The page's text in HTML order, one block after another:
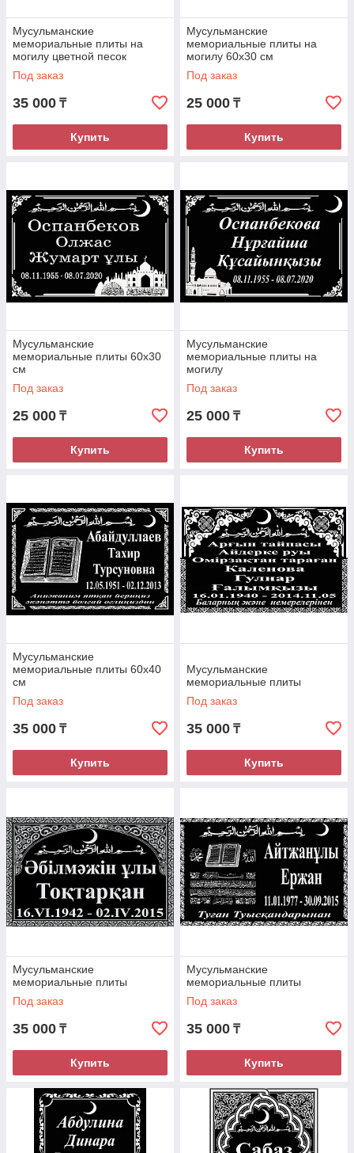
Мусульманские
мемориальные плиты на
могилу цветной песок
Под заказ
35 000 ₸
Купить
Мусульманские
мемориальные плиты на
могилу 60х30 см
Под заказ
25 000 ₸
Купить
Мусульманские
мемориальные плиты 60х30
см
Под заказ
25 000 ₸
Купить
Мусульманские
мемориальные плиты на
могилу
Под заказ
25 000 ₸
Купить
Мусульманские
мемориальные плиты 60х40
см
Под заказ
35 000 ₸
Купить
Мусульманские
мемориальные плиты
Под заказ
35 000 ₸
Купить
Мусульманские
мемориальные плиты
Под заказ
35 000 ₸
Купить
Мусульманские
мемориальные плиты
Под заказ
35 000 ₸
Купить